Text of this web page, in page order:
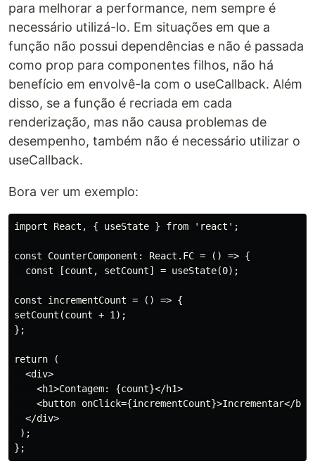
para melhorar a performance, nem sempre é
necessário utilizá-lo. Em situações em que a
função não possui dependências e não é passada
como prop para componentes filhos, não há
benefício em envolvê-la com o useCallback. Além
disso, se a função é recriada em cada
renderização, mas não causa problemas de
desempenho, também não é necessário utilizar o
useCallback.
Bora ver um exemplo:
import React, { useState } from 'react';
const CounterComponent: React.FC = () => {
  const [count, setCount] = useState(0);
const incrementCount = () => {
setCount(count + 1);
};
return (
  <div>
    <h1>Contagem: {count}</h1>
<button onClick={incrementCount}>Incrementar</
  </div>
);